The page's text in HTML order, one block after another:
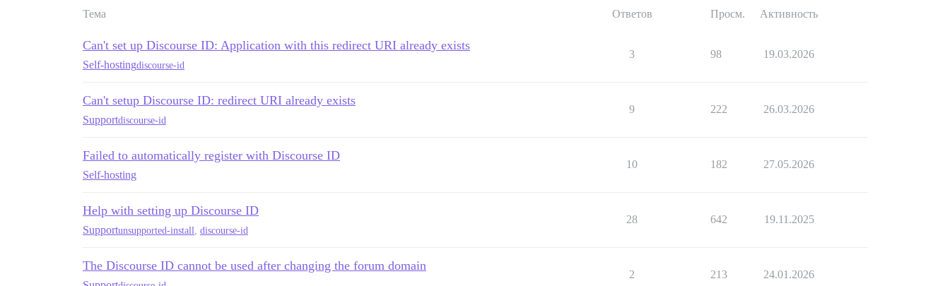
Тема Ответов Просм. Активность
Can't set up Discourse ID: Application with this redirect URI already exists
Self-hostingdiscourse-id
3 98 19.03.2026
Can't setup Discourse ID: redirect URI already exists
Supportdiscourse-id
9 222 26.03.2026
Failed to automatically register with Discourse ID
Self-hosting
10 182 27.05.2026
Help with setting up Discourse ID
Supportunsupported-install discourse-id
28 642 19.11.2025
The Discourse ID cannot be used after changing the forum domain
2 213 24.01.2026